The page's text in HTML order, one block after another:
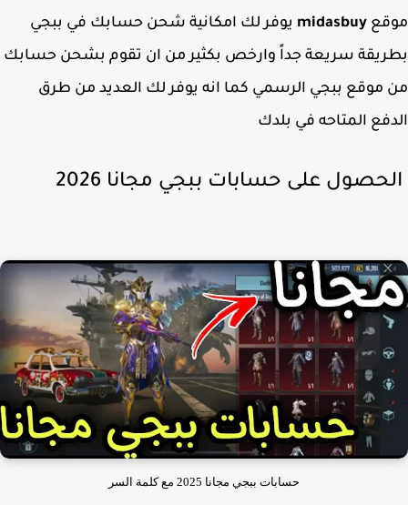
midasbuyيوفر لك امكانية شحن حسابك في ببجي
سريعة جداً وارخص بكثير من ان تقوم بشحن حسابك
موقع ببجي الرسمي كما انه يوفر لك العديد من طرق
المتاحه في بلدك
على حسابات ببجي مجانا 2026
حسابات ببجي مجانا 2025 مع كلمة السر